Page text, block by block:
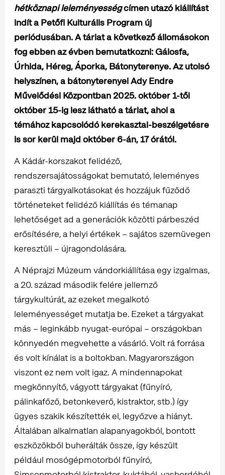
hétköznapi leleményességcímen utazó kiállítást
indít a Petőfi Kulturális Program új
periódusában. A tárlat a következő állomásokon
fog ebben az évben bemutatkozni: Gálosfa,
Úrhida, Héreg, Áporka, Bátonyterenye. Az utolsó
helyszínen, a bátonyterenyei Ady Endre
Művelődési Központban 2025. október 1-től
október 15-ig lesz látható a tárlat, ahol a
témához kapcsolódó kerekasztal-beszélgetésre
is sor kerül majd október 6-án, 17 órától.
A Kádár-korszakot felidéző,
rendszersajátosságokat bemutató, leleményes
paraszti tárgyalkotásokat és hozzájuk fűződő
történeteket felidéző kiállítás és témanap
lehetőséget ad a generációk közötti párbeszéd
erősítésére, a helyi értékek – sajátos szemüvegen
keresztüli – újragondolására.
A Néprajzi Múzeum vándorkiállítása egy izgalmas,
a 20. század második felére jellemző
tárgykultúrát, az ezeket megalkotó
leleményességet mutatja be. Ezeket a tárgyakat
más – leginkább nyugat-európai – országokban
könnyedén megvehette a vásárló. Volt rá forrása
és volt kínálat is a boltokban. Magyarországon
viszont ez nem volt igaz. A mindennapokat
megkönnyítő, vágyott tárgyakat (fűnyíró,
pálinkafőző, betonkeverő, kistraktor, stb.) így
ügyes szakik készítették el, legyőzve a hiányt.
Általában alkalmatlan alapanyagokból, bontott
eszközökből buherálták össze, így készült
például mosógépmotorból fűnyíró,